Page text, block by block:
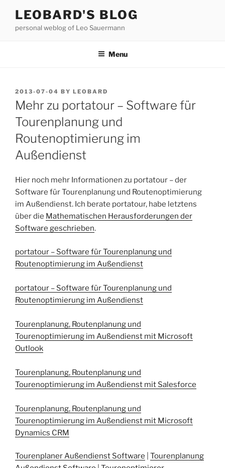
content
LEOBARD'S BLOG
personal weblog of Leo Sauermann
Menu
POSTED
ON
2013-07-04 BY LEOBARD
Mehr zu portatour – Software für
Tourenplanung und
Routenoptimierung im
Außendienst
Hier noch mehr Informationen zu portatour – der
Software für Tourenplanung und Routenoptimierung
im Außendienst. Ich berate portatour, habe letztens
über die Mathematischen Herausforderungen der
Software geschrieben.
portatour – Software für Tourenplanung und
Routenoptimierung im Außendienst
portatour – Software für Tourenplanung und
Routenoptimierung im Außendienst
Tourenplanung, Routenplanung und
Tourenoptimierung im Außendienst mit Microsoft
Outlook
Tourenplanung, Routenplanung und
Tourenoptimierung im Außendienst mit Salesforce
Tourenplanung, Routenplanung und
Tourenoptimierung im Außendienst mit Microsoft
Dynamics CRM
Tourenplaner Außendienst Software
Tourenplanung